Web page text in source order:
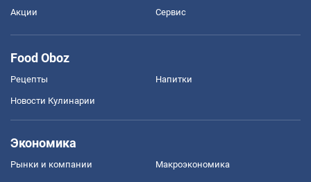
Акции Сервис
Food Oboz
Рецепты Напитки
Новости Кулинарии
Экономика
Рынки и компании Mакроэкономика